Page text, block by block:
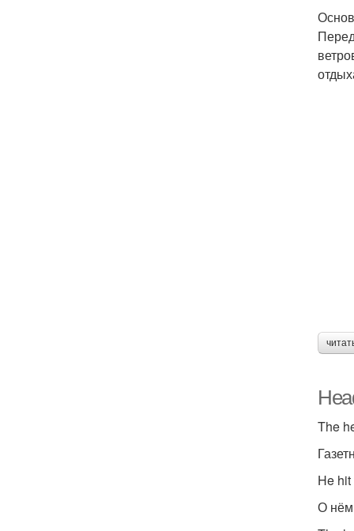
The
He
О нём